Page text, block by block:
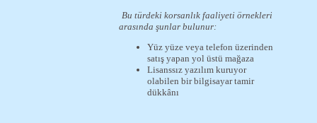
Bu türdeki korsanlık faaliyeti örnekleri
arasında şunlar bulunur:
Yüz yüze veya telefon üzerinden
satış yapan yol üstü mağaza
Lisanssız yazılım kuruyor
olabilen bir bilgisayar tamir
dükkânı